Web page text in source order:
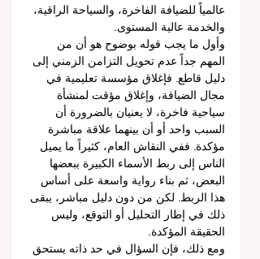
عالمياً للضيافة الفاخرة، والسياحة الراقية،
والخدمة عالية المستوى.
وأول ما يجب قوله بوضوح هو أن من
المهم جداً عدم تحويل التزامن الزمني إلى
دليل قاطع. فإغلاق مؤسسة تعليمية في
مجال الضيافة، وإغلاق مؤقت لمنشأة
سياحية فاخرة، لا يعنيان بالضرورة أن
السبب واحد أو أن بينهما علاقة مباشرة
مؤكدة. ففي النقاش العام، كثيراً ما يميل
الناس إلى ربط الأسماء الكبيرة ببعضها
البعض، ثم بناء رواية واسعة على أساس
هذا الربط. لكن من دون دليل مباشر، يبقى
ذلك في إطار التحليل أو التوقع، وليس
الحقيقة المؤكدة.
ومع ذلك، فإن السؤال في حد ذاته يستحق